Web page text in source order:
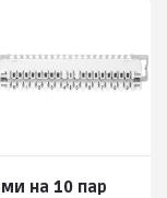
на 10 пар